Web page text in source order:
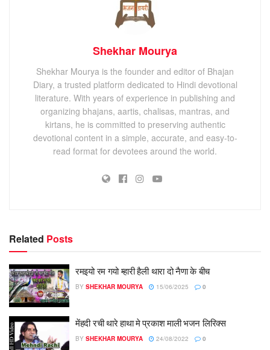
Shekhar Mourya
Shekhar Mourya is the founder and editor of Bhajan
Diary, a trusted platform dedicated to Hindi devotional
literature. With years of experience in publishing and
organizing bhajans, aartis, chalisas, mantras, and
kirtans, he is committed to preserving authentic
devotional content in a simple, accurate, and easy-to-
read format for devotees around the world.
Related Posts
रमइयो रम गयो म्हारी हैली थारा दो नैणा के बीच
BY SHEKHAR MOURYA 15/06/2025 0
मेंहदी रची थारे हाथा मे प्रकाश माली भजन लिरिक्स
BY SHEKHAR MOURYA 24/08/2022 0